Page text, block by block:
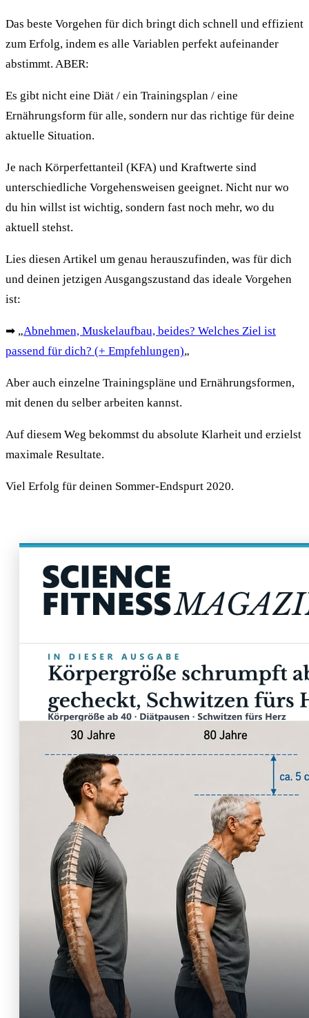
Das beste Vorgehen für dich bringt dich schnell und effizient
zum Erfolg, indem es alle Variablen perfekt aufeinander
abstimmt. ABER:
Es gibt nicht eine Diät / ein Trainingsplan / eine
Ernährungsform für alle, sondern nur das richtige für deine
aktuelle Situation.
Je nach Körperfettanteil (KFA) und Kraftwerte sind
unterschiedliche Vorgehensweisen geeignet. Nicht nur wo
du hin willst ist wichtig, sondern fast noch mehr, wo du
aktuell stehst.
Lies diesen Artikel um genau herauszufinden, was für dich
und deinen jetzigen Ausgangszustand das ideale Vorgehen
ist:
➡ „Abnehmen, Muskelaufbau, beides? Welches Ziel ist
passend für dich? (+ Empfehlungen)„
Aber auch einzelne Trainingspläne und Ernährungsformen,
mit denen du selber arbeiten kannst.
Auf diesem Weg bekommst du absolute Klarheit und erzielst
maximale Resultate.
Viel Erfolg für deinen Sommer-Endspurt 2020.